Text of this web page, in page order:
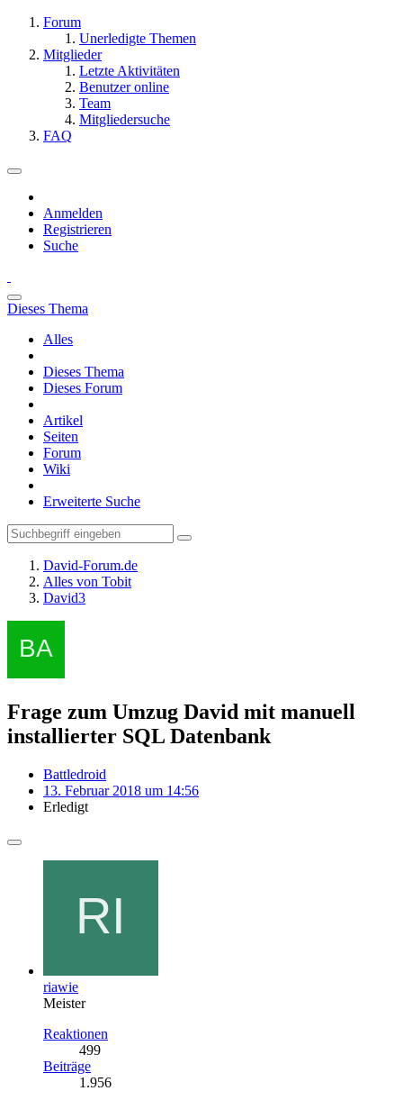
Forum
Unerledigte Themen
Mitglieder
Letzte Aktivitäten
Benutzer online
Team
Mitgliedersuche
FAQ
Anmelden
Registrieren
Suche
Dieses Thema
Alles
Dieses Thema
Dieses Forum
Artikel
Seiten
Forum
Wiki
Erweiterte Suche
David-Forum.de
Alles von Tobit
David3
Frage zum Umzug David mit manuell
installierter SQL Datenbank
Battledroid
13. Februar 2018 um 14:56
Erledigt
riawie
Meister
Reaktionen
499
Beiträge
1.956